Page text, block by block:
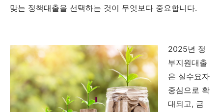
맞는 정책대출을 선택하는 것이 무엇보다 중요합니다.
2025년 정
부지원대출
은 실수요자
중심으로 확
대되고, 금